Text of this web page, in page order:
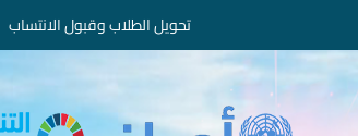
تحويل الطلاب وقبول الانتساب